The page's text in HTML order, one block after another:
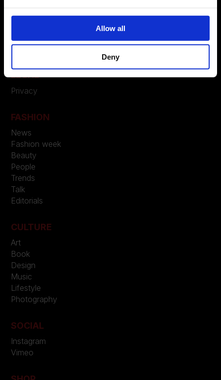
Allow all
Deny
Manifesto
Contatti
LEGAL
Privacy
FASHION
News
Fashion week
Beauty
People
Trends
Talk
Editorials
CULTURE
Art
Book
Design
Music
Lifestyle
Photography
SOCIAL
Instagram
Vimeo